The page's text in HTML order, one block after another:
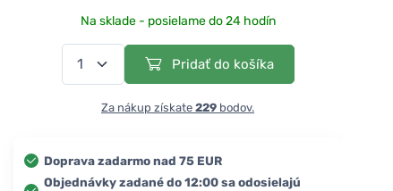
Na sklade - posielame do 24 hodín
Pridať do košíka
Za nákup získate 229 bodov.
Doprava zadarmo nad 75 EUR
Objednávky zadané do 12:00 sa odosielajú